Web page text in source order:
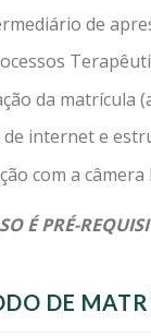
de
da matrícula
de internet e
com a câmera
É PRÉ-
DE